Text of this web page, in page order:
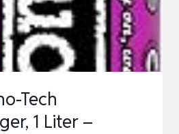
Tech
1 Liter –